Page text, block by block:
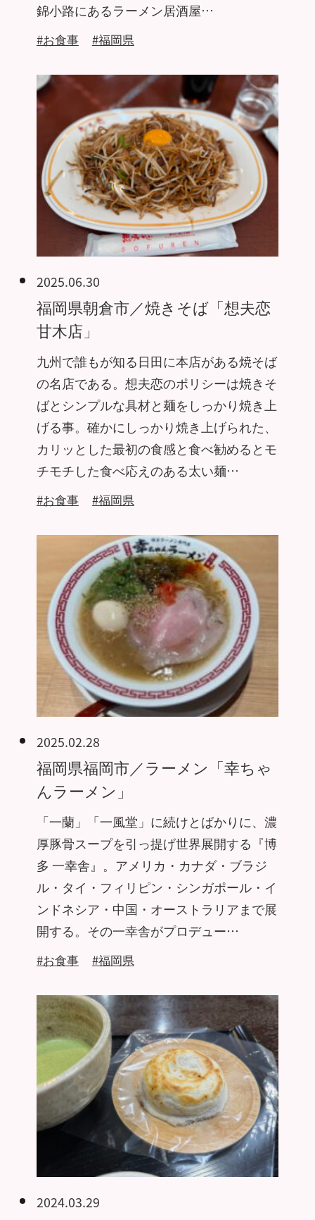
錦小路にあるラーメン居酒屋…
#お食事 #福岡県
2025.06.30
福岡県朝倉市／焼きそば「想夫恋
甘木店」
九州で誰もが知る日田に本店がある焼そば
の名店である。想夫恋のポリシーは焼きそ
ばとシンプルな具材と麺をしっかり焼き上
げる事。確かにしっかり焼き上げられた、
カリッとした最初の食感と食べ勧めるとモ
チモチした食べ応えのある太い麺…
#お食事 #福岡県
2025.02.28
福岡県福岡市／ラーメン「幸ちゃ
んラーメン」
「一蘭」「一風堂」に続けとばかりに、濃
厚豚骨スープを引っ提げ世界展開する『博
多 一幸舎』。アメリカ・カナダ・ブラジ
ル・タイ・フィリピン・シンガポール・イ
ンドネシア・中国・オーストラリアまで展
開する。その一幸舎がプロデュー…
#お食事 #福岡県
2024.03.29